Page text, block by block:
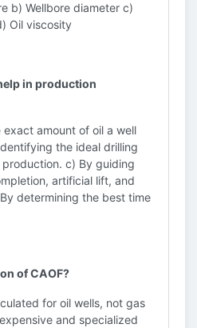
b) Wellbore diameter c)
Oil viscosity
in production
amount of oil a well
the ideal drilling
c) By guiding
artificial lift, and
determining the best time
of CAOF?
for oil wells, not gas
and specialized